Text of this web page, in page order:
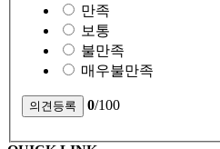
만족
보통
불만족
매우불만족
0/100